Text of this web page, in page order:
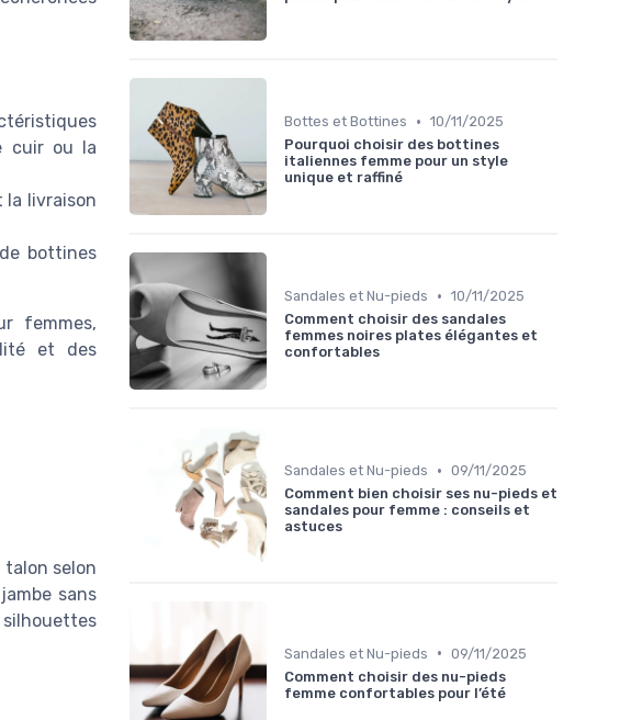
cuir ou la
la livraison
bottines
femmes,
et des
selon
sans
Bottes et Bottines • 10/11/2025
Pourquoi choisir des bottines
italiennes femme pour un style
unique et raffiné
Sandales et Nu-pieds • 10/11/2025
Comment choisir des sandales
femmes noires plates élégantes et
confortables
Sandales et Nu-pieds • 09/11/2025
Comment bien choisir ses nu-pieds et
sandales pour femme : conseils et
astuces
Sandales et Nu-pieds • 09/11/2025
Comment choisir des nu-pieds
femme confortables pour l’été